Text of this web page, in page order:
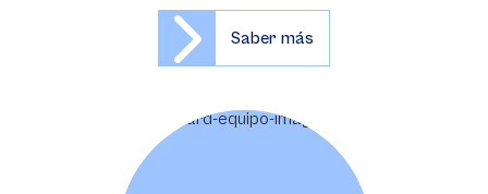
Saber más